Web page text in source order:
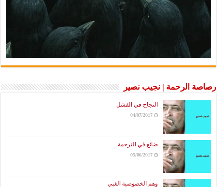
رصاصة الرحمة | نجيب نصير
النجاح في الفشل
04/07/2017
ضائع في الترجمة
05/06/2017
وهم الخصوصية الغبي